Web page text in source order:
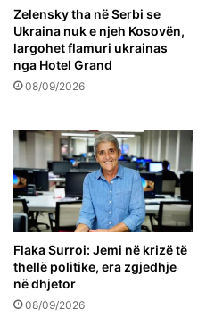
Zelensky tha në Serbi se
Ukraina nuk e njeh Kosovën,
largohet flamuri ukrainas
nga Hotel Grand
08/09/2026
Flaka Surroi: Jemi në krizë të
thellë politike, era zgjedhje
në dhjetor
08/09/2026